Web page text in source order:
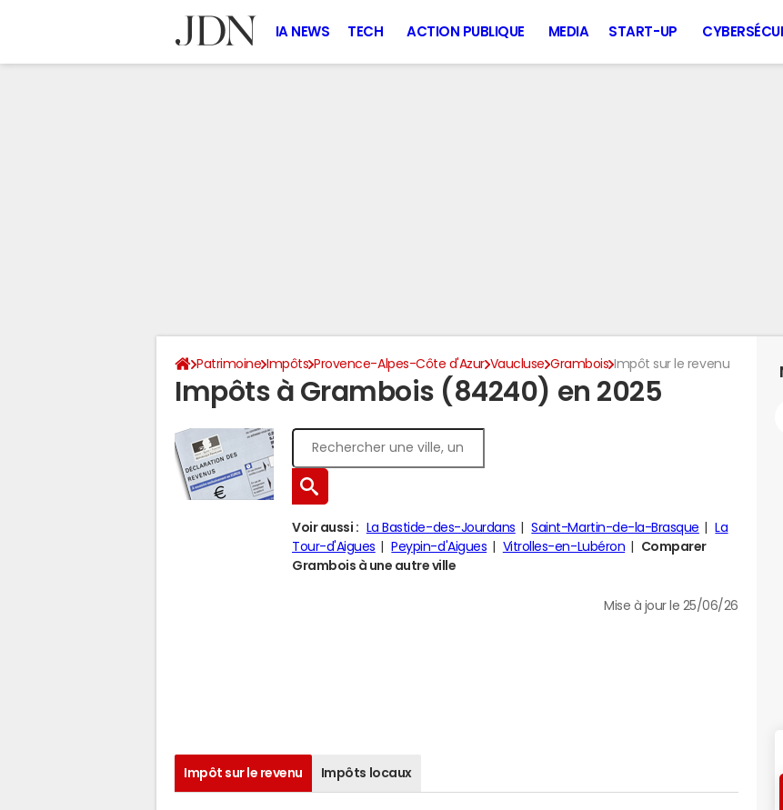
IA NEWS TECH ACTION PUBLIQUE MEDIA START-UP
Patrimoine Impôts Provence-Alpes-Côte d'Azur Vaucluse Grambois Impôt sur le revenu
Impôts à Grambois (84240) en 2025
Voir aussi : La Bastide-des-Jourdans Saint-Martin-de-la-Brasque
La
Tour-d'Aigues
Peypin-d'Aigues Vitrolles-en-Lubéron
Comparer
Grambois à une autre ville
Mise à jour le 25/06/26
Impôt sur le revenu Impôts locaux